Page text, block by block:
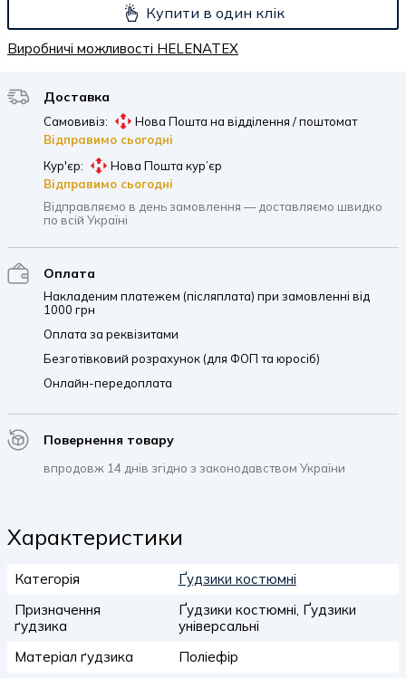
Купити в один клік
Виробничі можливості HELENATEX
Доставка
Самовивіз:
Нова Пошта на відділення / поштомат
Відправимо сьогодні
Кур'єр:
Нова Пошта кур’єр
Відправимо сьогодні
Відправляємо в день замовлення — доставляємо швидко
по всій Україні
Оплата
Накладеним платежем (післяплата) при замовленні від
1000 грн
Оплата за реквізитами
Безготівковий розрахунок (для ФОП та юросіб)
Онлайн-передоплата
Повернення товару
впродовж 14 днів згідно з законодавством України
Характеристики
Категорія
Ґудзики костюмні
Призначення
ґудзика
Ґудзики костюмні, Ґудзики
універсальні
Матеріал ґудзика
Поліефір